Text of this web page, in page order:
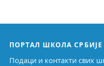
ПОРТАЛ ШКОЛА СРБИЈЕ
Подаци и контакти свих